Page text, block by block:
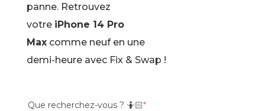
panne. Retrouvez
votre iPhone 14 Pro
Maxcomme neuf en une
demi-heure avec Fix & Swap !
Que recherchez-vous ? 🤷🏻*